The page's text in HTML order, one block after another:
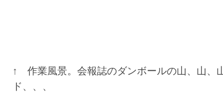
↑ 作業風景。会報誌のダンボールの山、山、
ド、、、